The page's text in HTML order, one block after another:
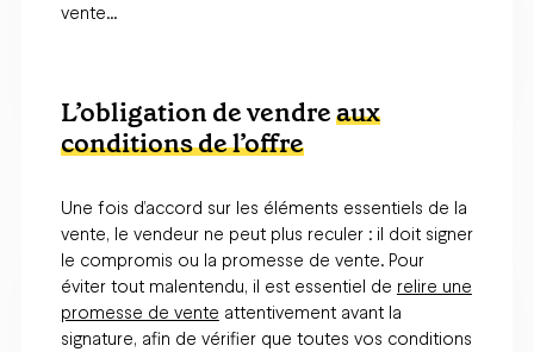
vente…
L’obligation de vendreaux
conditions de l’offre
Une fois d’accord sur les éléments essentiels de la
vente, le vendeur ne peut plus reculer : il doit signer
le compromis ou la promesse de vente. Pour
éviter tout malentendu, il est essentiel de relire une
promesse de vente attentivement avant la
signature, afin de vérifier que toutes vos conditions